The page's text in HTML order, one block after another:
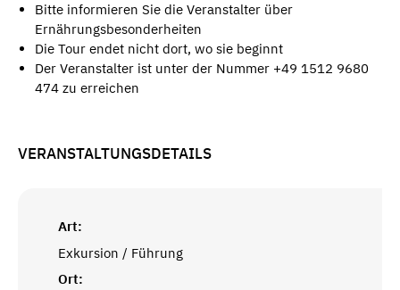
Bitte informieren Sie die Veranstalter über
Ernährungsbesonderheiten
Die Tour endet nicht dort, wo sie beginnt
Der Veranstalter ist unter der Nummer +49 1512 9680
474 zu erreichen
VERANSTALTUNGSDETAILS
Art:
Exkursion / Führung
Ort: